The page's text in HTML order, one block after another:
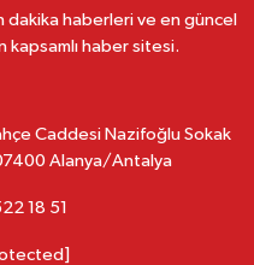
dakika haberleri ve en güncel
kapsamlı haber sitesi.
Caddesi Nazifoğlu Sokak
Alanya/Antalya
18 51